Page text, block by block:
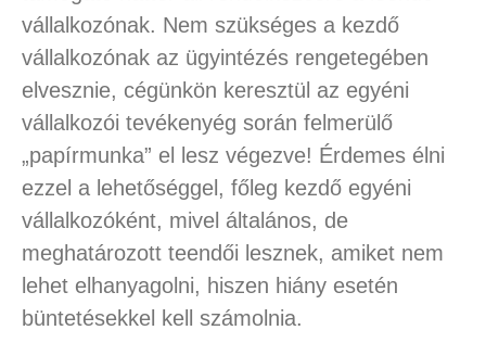
vállalkozónak. Nem szükséges a kezdő
vállalkozónak az ügyintézés rengetegében
elvesznie, cégünkön keresztül az egyéni
vállalkozói tevékenyég során felmerülő
„papírmunka” el lesz végezve! Érdemes élni
ezzel a lehetőséggel, főleg kezdő egyéni
vállalkozóként, mivel általános, de
meghatározott teendői lesznek, amiket nem
lehet elhanyagolni, hiszen hiány esetén
büntetésekkel kell számolnia.